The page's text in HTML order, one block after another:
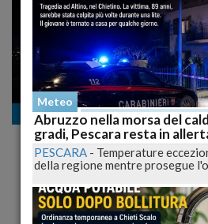
Cronaca dal mondo
Francia, riforma pensioni
durante la notte a Parigi
Meteo
Abruzzo nella morsa del
gradi, Pescara resta in
PESCARA - Temperature
della regione mentre prosegue